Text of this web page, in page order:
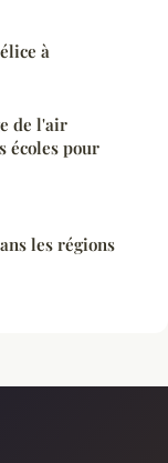
à
de l'air
écoles pour
les régions